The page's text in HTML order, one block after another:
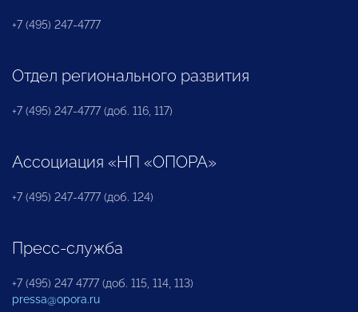
+7 (495) 247-4777
Отдел регионального развития
+7 (495) 247-4777 (доб. 116, 117)
Ассоциация «НП «ОПОРА»
+7 (495) 247-4777 (доб. 124)
Пресс-служба
+7 (495) 247 4777 (доб. 115, 114, 113)
pressa@opora.ru